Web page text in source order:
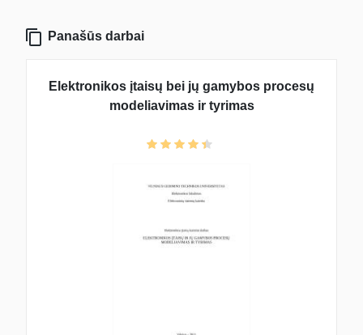
Panašūs darbai
Elektronikos įtaisų bei jų gamybos procesų
modeliavimas ir tyrimas